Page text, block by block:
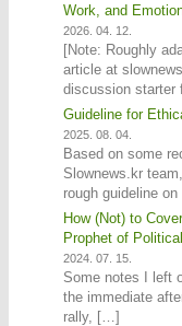
Work, and
2026. 04. 12.
[Note: Roughly
article at
discussion starter
Guideline for
2025. 08. 04.
Based on some
Slownews.kr
rough guideline
How (Not) to
Prophet of
2024. 07. 15.
Some notes I left
the immediate
rally, […]